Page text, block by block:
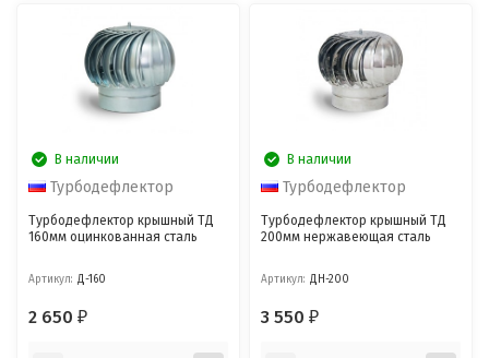
В наличии
Турбодефлектор
Турбодефлектор крышный ТД
160мм оцинкованная сталь
Артикул: Д-160
2 650₽
В наличии
Турбодефлектор
Турбодефлектор крышный ТД
200мм нержавеющая сталь
Артикул: ДН-200
3 550₽